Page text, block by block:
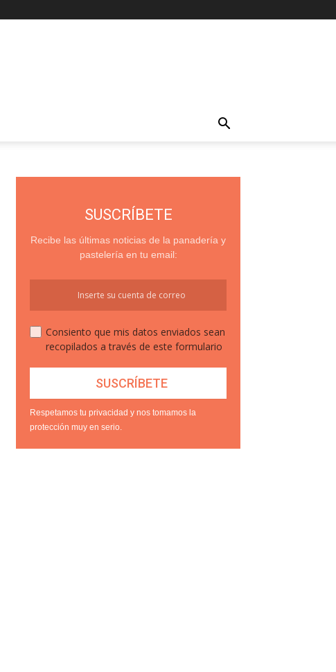
SUSCRÍBETE
Recibe las últimas noticias de la panadería y
pastelería en tu email:
Consiento que mis datos enviados sean
recopilados a través de este formulario
Respetamos tu privacidad y nos tomamos la
protección muy en serio.